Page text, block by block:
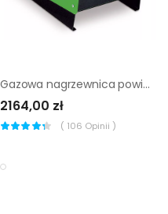
Gazowa nagrzewnica powietrza Remko PGM 30
2164,00 zł
( 106 Opinii )